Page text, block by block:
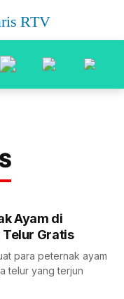
Ayam di
Telur Gratis
para peternak ayam
telur yang terjun